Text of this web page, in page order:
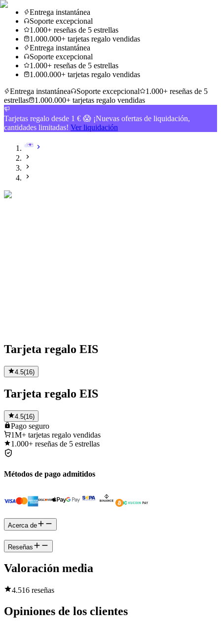
Entrega instantánea
Soporte excepcional
1.000+ reseñas de 5 estrellas
1.000.000+ tarjetas regalo vendidas
Entrega instantánea
Soporte excepcional
1.000+ reseñas de 5 estrellas
1.000.000+ tarjetas regalo vendidas
Entrega instantánea
Soporte excepcional
1.000+ reseñas de 5
estrellas
1.000.000+ tarjetas regalo vendidas
Tarjetas regalo desde 1 € 😱 ¡Nuevas ofertas de liquidación,
cantidades limitadas! Ver liquidación
Tarjeta regalo EIS
4.5(16)
Tarjeta regalo EIS
4.5(16)
Pago seguro
1M+ tarjetas regalo vendidas
1.000+ reseñas de 5 estrellas
Métodos de pago admitidos
Acerca de
Reseñas
Valoración media
4.516 reseñas
Opiniones de los clientes